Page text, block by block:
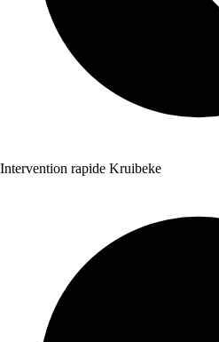
Intervention rapide Kruibeke